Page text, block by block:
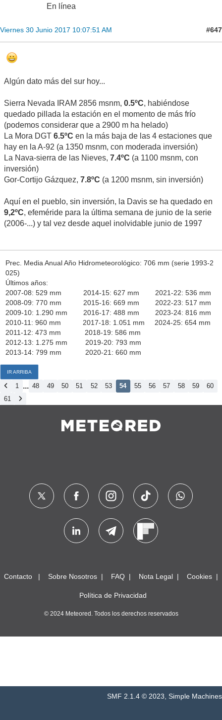
En línea
Viernes 30 Junio 2017 10:07:51 AM #647
Algún dato más del sur hoy...
Sierra Nevada IRAM 2856 msnm, 0.5ºC, habiéndose
quedado pillada la estación en el momento de más frío
(podemos considerar que a 2900 m ha helado)
La Mora DGT 6.5ºC en la más baja de las 4 estaciones que
hay en la A-92 (a 1350 msnm, con moderada inversión)
La Nava-sierra de las Nieves, 7.4ºC (a 1100 msnm, con
inversión)
Gor-Cortijo Gázquez, 7.8ºC (a 1200 msnm, sin inversión)
Aquí en el pueblo, sin inversión, la Davis se ha quedado en
9,2ºC, efeméride para la última semana de junio de la serie
(2006-...) y tal vez desde aquel inolvidable junio de 1997
Prec. Media Anual Año Hidrometeorológico: 706 mm (serie 1993-2
025)
Últimos años:
2007-08: 529 mm 2014-15: 627 mm 2021-22: 536 mm
2008-09: 770 mm 2015-16: 669 mm 2022-23: 517 mm
2009-10: 1.290 mm 2016-17: 488 mm 2023-24: 816 mm
2010-11: 960 mm 2017-18: 1.051 mm 2024-25: 654 mm
2011-12: 473 mm 2018-19: 586 mm
2012-13: 1.275 mm 2019-20: 793 mm
2013-14: 799 mm 2020-21: 660 mm
IR ARRIBA
1 ... 48 49 50 51 52 53 54 55 56 57 58 59
60
61
Contacto Sobre Nosotros FAQ Nota Legal Cookies
Política de Privacidad
© 2024 Meteored. Todos los derechos reservados
SMF 2.1.4 © 2023 Simple Machines